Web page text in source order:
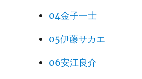
04金子一士
05伊藤サカエ
06安江良介